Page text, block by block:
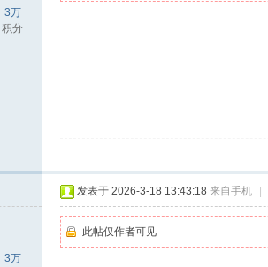
3万
积分
3万
发表于 2026-3-18 13:43:18 来自手机
此帖仅作者可见